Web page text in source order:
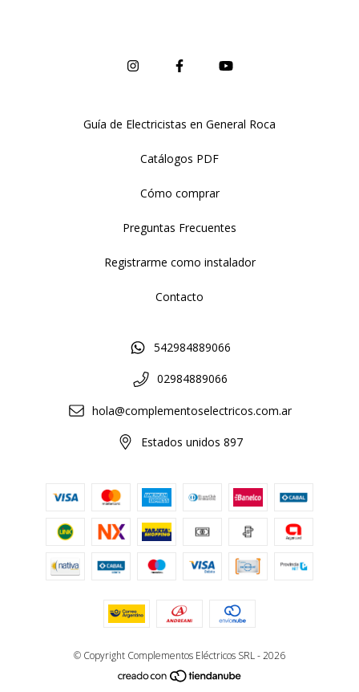
Guía de Electricistas en General Roca
Catálogos PDF
Cómo comprar
Preguntas Frecuentes
Registrarme como instalador
Contacto
542984889066
02984889066
hola@complementoselectricos.com.ar
Estados unidos 897
© Copyright Complementos Eléctricos SRL - 2026